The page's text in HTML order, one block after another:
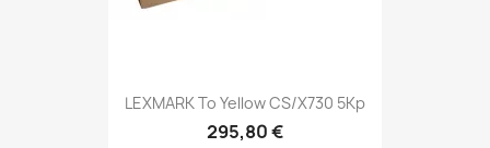
LEXMARK To Yellow CS/X730 5Kp
295,80 €